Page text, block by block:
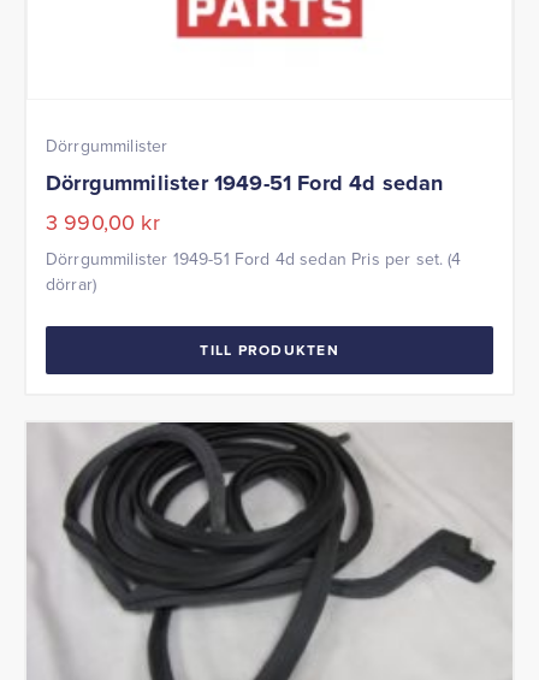
Dörrgummilister
Dörrgummilister 1949-51 Ford 4d sedan
3 990,00 kr
Dörrgummilister 1949-51 Ford 4d sedan Pris per set. (4
dörrar)
TILL PRODUKTEN